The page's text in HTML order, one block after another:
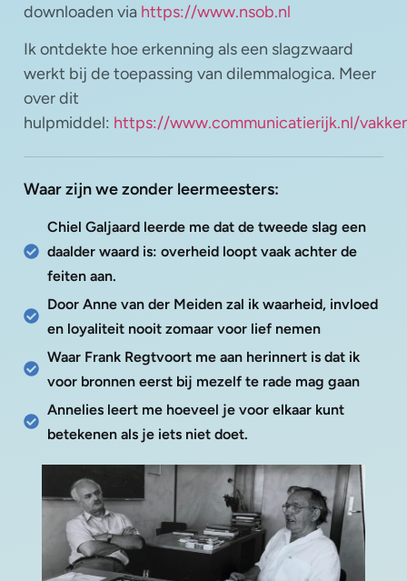
downloaden via https://www.nsob.nl
Ik ontdekte hoe erkenning als een slagzwaard
werkt bij de toepassing van dilemmalogica. Meer
over dit
hulpmiddel: https://www.communicatierijk.nl/
Waar zijn we zonder leermeesters:
Chiel Galjaard leerde me dat de tweede slag een
daalder waard is: overheid loopt vaak achter de
feiten aan.
Door Anne van der Meiden zal ik waarheid, invloed
en loyaliteit nooit zomaar voor lief nemen
Waar Frank Regtvoort me aan herinnert is dat ik
voor bronnen eerst bij mezelf te rade mag gaan
Annelies leert me hoeveel je voor elkaar kunt
betekenen als je iets niet doet.